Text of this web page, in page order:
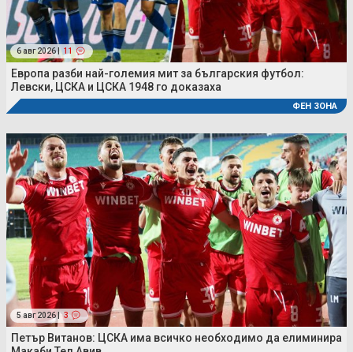
6 авг 2026 | 11
Европа разби най-големия мит за българския футбол:
Левски, ЦСКА и ЦСКА 1948 го доказаха
ФЕН ЗОНА
5 авг 2026 | 3
Петър Витанов: ЦСКА има всичко необходимо да елиминира